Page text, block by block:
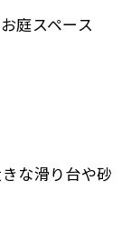
庭スペース
な滑り台や砂